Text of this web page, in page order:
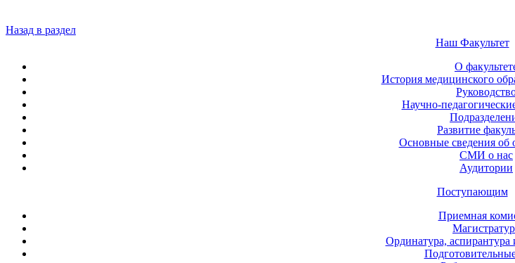
Назад в раздел
Наш Факультет
О
История медицинского
Научно-
Развитие
Основные сведения об
СМИ о нас
Аудитории
Поступающим
Приемная
Ординатура, аспирантура